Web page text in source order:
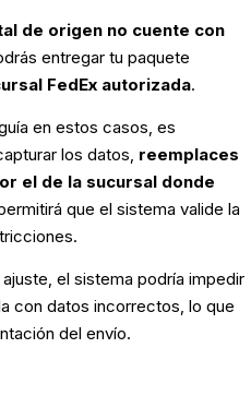
de origen no cuente con
entregar tu paquete
FedEx autorizada.
en estos casos, es
los datos, reemplaces
el de la sucursal donde
que el sistema valide la
el sistema podría impedir
con datos incorrectos, lo que
del envío.